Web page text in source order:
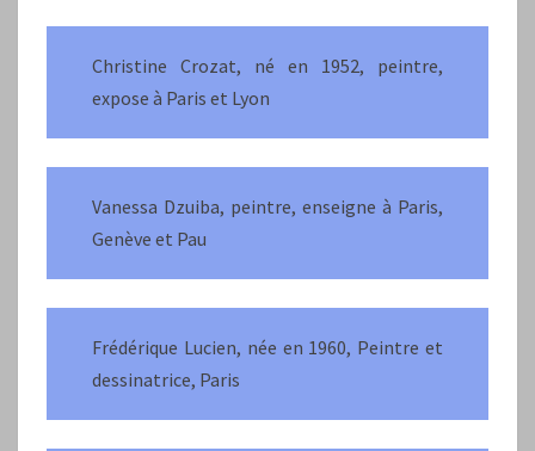
Christine Crozat, né en 1952, peintre,
expose à Paris et Lyon
Vanessa Dzuiba, peintre, enseigne à Paris,
Genève et Pau
Frédérique Lucien, née en 1960, Peintre et
dessinatrice, Paris